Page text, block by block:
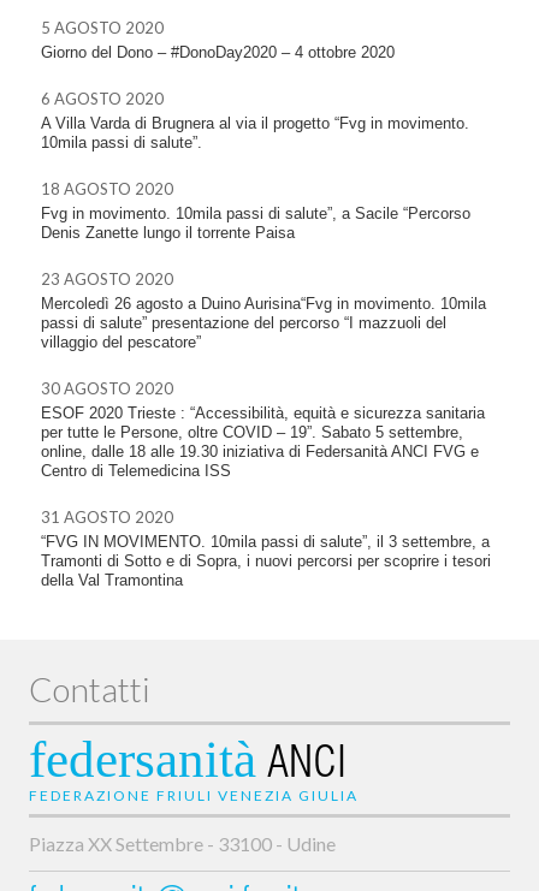
5 AGOSTO 2020
Giorno del Dono – #DonoDay2020 – 4 ottobre 2020
6 AGOSTO 2020
A Villa Varda di Brugnera al via il progetto “Fvg in movimento.
10mila passi di salute”.
18 AGOSTO 2020
Fvg in movimento. 10mila passi di salute”, a Sacile “Percorso
Denis Zanette lungo il torrente Paisa
23 AGOSTO 2020
Mercoledì 26 agosto a Duino Aurisina“Fvg in movimento. 10mila
passi di salute” presentazione del percorso “I mazzuoli del
villaggio del pescatore”
30 AGOSTO 2020
ESOF 2020 Trieste : “Accessibilità, equità e sicurezza sanitaria
per tutte le Persone, oltre COVID – 19”. Sabato 5 settembre,
online, dalle 18 alle 19.30 iniziativa di Federsanità ANCI FVG e
Centro di Telemedicina ISS
31 AGOSTO 2020
“FVG IN MOVIMENTO. 10mila passi di salute”, il 3 settembre, a
Tramonti di Sotto e di Sopra, i nuovi percorsi per scoprire i tesori
della Val Tramontina
Contatti
federsanità ANCI
FEDERAZIONE FRIULI VENEZIA GIULIA
Piazza XX Settembre - 33100 - Udine